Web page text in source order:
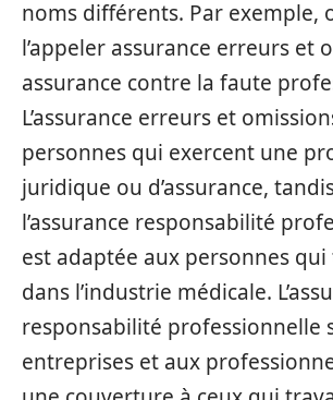
noms différents. Par exemple,
l’appeler assurance erreurs et
assurance contre la faute
L’assurance erreurs et
personnes qui exercent une
juridique ou d’assurance,
l’assurance responsabilité
est adaptée aux personnes
dans l’industrie médicale.
responsabilité professionnelle
entreprises et aux